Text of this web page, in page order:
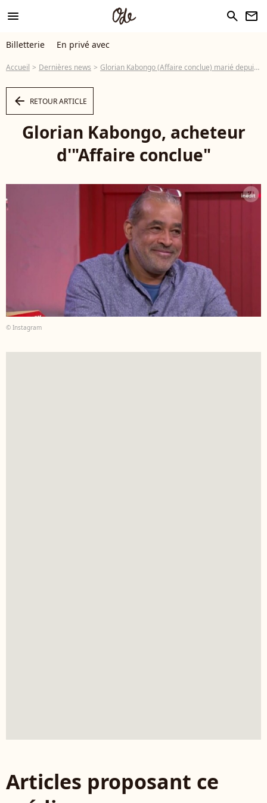
menu search newsletter
Billetterie En privé avec
Accueil Dernières news Glorian Kabongo (Affaire conclue) marié depuis plus de 20 ans : rares confidences sur son épouse et leurs enfants
arrow_left RETOUR ARTICLE
Glorian Kabongo, acheteur
d'"Affaire conclue"
© Instagram
Articles proposant ce